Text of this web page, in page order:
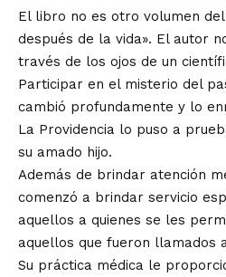
El libro no es otro volumen
después de la vida». El autor
través de los ojos de un
Participar en el misterio del
cambió profundamente y lo
La Providencia lo puso a
su amado hijo.
Además de brindar atención
comenzó a brindar servicio
aquellos a quienes se les
aquellos que fueron llamados
Su práctica médica le